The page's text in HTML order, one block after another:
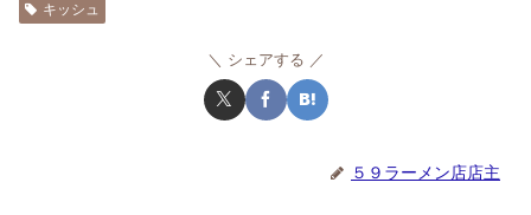
キッシュ
シェアする
５９ラーメン店店主